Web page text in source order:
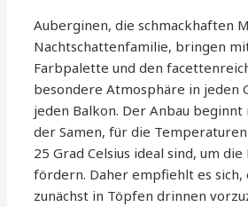
Auberginen, die schmackhaften
Nachtschattenfamilie, bringen
Farbpalette und den
besondere Atmosphäre in jeden
jeden Balkon. Der Anbau beginnt
der Samen, für die
25 Grad Celsius ideal sind, um die
fördern. Daher empfiehlt es sich,
zunächst in Töpfen drinnen